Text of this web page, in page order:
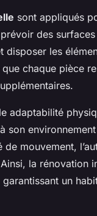
sont appliqués
des
disposer les
chaque pièce
adaptabilité
son
mouvement,
la rénovation
un